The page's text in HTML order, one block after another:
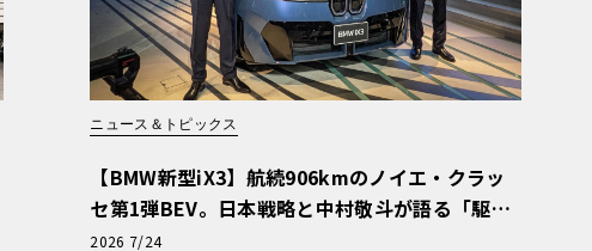
ニュース＆トピックス
【BMW新型iX3】航続906kmのノイエ・クラッ
セ第1弾BEV。日本戦略と中村敬斗が語る「駆け
ぬける歓び」
2026 7/24